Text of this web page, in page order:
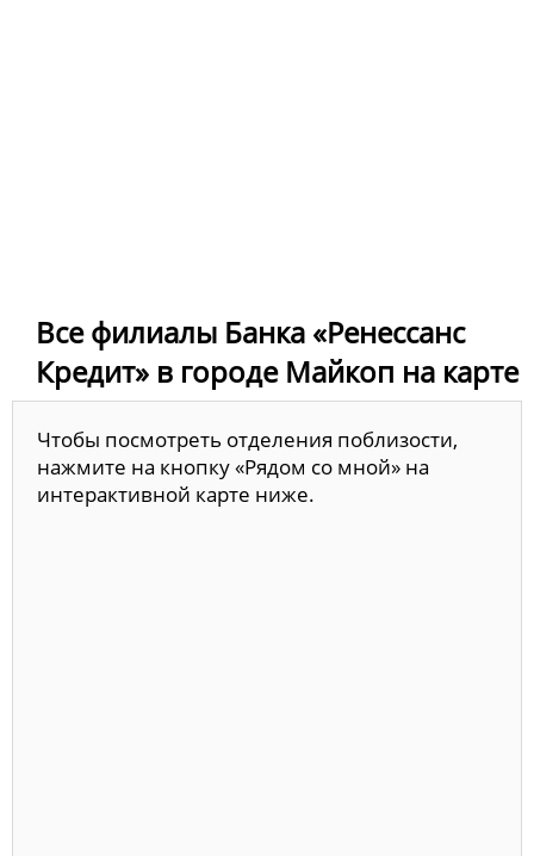
Все филиалы Банка «Ренессанс
Кредит» в городе Майкоп на карте
Чтобы посмотреть отделения поблизости,
нажмите на кнопку «Рядом со мной» на
интерактивной карте ниже.